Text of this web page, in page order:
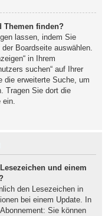
Themen finden?
lassen, indem Sie
Boardseite auswählen.
in Ihrem
suchen“ auf Ihrer
die erweiterte Suche, um
Tragen Sie dort die
ein.
und einem
den Lesezeichen in
bei einem Update. In
Sie können